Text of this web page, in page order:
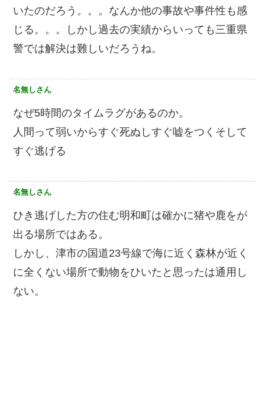
いたのだろう。。。なんか他の事故や事件性も感
じる。。。しかし過去の実績からいっても三重県
警では解決は難しいだろうね。
名無しさん
なぜ5時間のタイムラグがあるのか。
人間って弱いからすぐ死ぬしすぐ嘘をつくそして
すぐ逃げる
名無しさん
ひき逃げした方の住む明和町は確かに猪や鹿をが
出る場所ではある。
しかし、津市の国道23号線で海に近く森林が近く
に全くない場所で動物をひいたと思ったは通用し
ない。